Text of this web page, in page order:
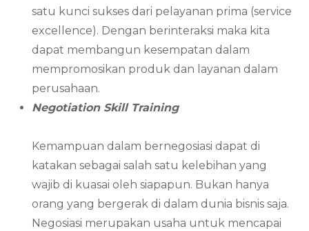
satu kunci sukses dari pelayanan prima (service
excellence). Dengan berinteraksi maka kita
dapat membangun kesempatan dalam
mempromosikan produk dan layanan dalam
perusahaan.
Negotiation Skill Training
Kemampuan dalam bernegosiasi dapat di
katakan sebagai salah satu kelebihan yang
wajib di kuasai oleh siapapun. Bukan hanya
orang yang bergerak di dalam dunia bisnis saja.
Negosiasi merupakan usaha untuk mencapai